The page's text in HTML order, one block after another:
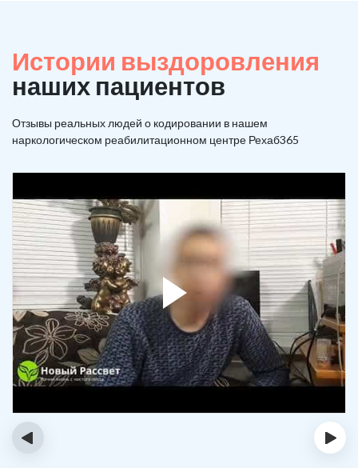
Истории выздоровления
наших пациентов
Отзывы реальных людей о кодировании в нашем
наркологическом реабилитационном центре Рехаб365
‹ ›